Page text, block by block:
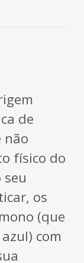
de
não
físico do
os
(que
com